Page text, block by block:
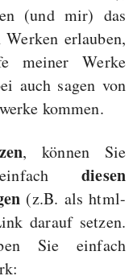
(und mir) das
erlauben,
meiner Werke
auch sagen von
kommen.
, können Sie
einfachdiesen
(z.B. als html-
darauf setzen.
Sie einfach
code is in the
the characters
Passwort